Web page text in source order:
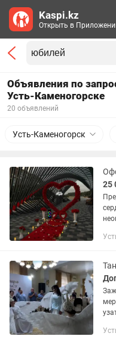
Объявления по
Усть-Каменогорске
20 объявлений
Усть-Каменогорск
25
Kaspi.kz
Открыть в